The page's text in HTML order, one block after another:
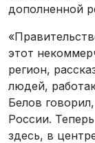
дополненной
этот
регион,
людей,
Белов
России.
здесь, в